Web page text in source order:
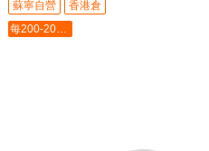
蘇寧自營
香港倉
每200-20最多-2000